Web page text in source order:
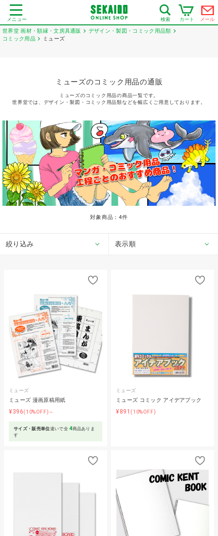
メニュー 検索 カート メール
世界堂 画材・額縁・文房具通販
デザイン・製図・コミック用品類
コミック用品
ミューズ
ミューズのコミック用品の通販
ミューズのコミック用品の商品一覧です。
世界堂では、デザイン・製図・コミック用品類などを幅広くご用意しております。
対象商品：4件
絞り込み 表示順
ミューズ
ミューズ 漫画原稿用紙
¥396(10%OFF)～
サイズ・販売単位違いで全4商品ありま
す
ミューズ
ミューズ コミック アイデアブック
¥891 (10%OFF)